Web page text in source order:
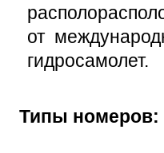
от
гидросамолет.
Типы номеров: